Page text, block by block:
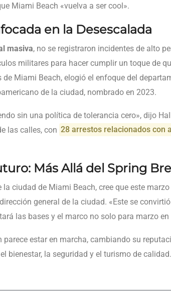
Miami Beach «vuelva a ser cool».
en la Desescalada
masiva, no se registraron incidentes de alto
militares para hacer cumplir un toque de
Miami Beach, elogió el enfoque del
de la ciudad, nombrado en 2023.
sin una política de tolerancia cero», dijo
las calles, con 28 arrestos relacionados con
Más Allá del Spring
la ciudad de Miami Beach, cree que este
general de la ciudad. «Este se
las bases y el marco no solo para marzo
estar en marcha, cambiando su
bienestar, la seguridad y el turismo de calidad.